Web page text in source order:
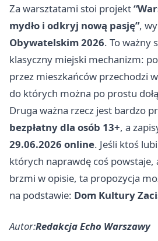
Za warsztatami stoi projekt
mydło i odkryj nową pasję”,
Obywatelskim 2026. To ważny
klasyczny miejski mechanizm:
przez mieszkańców przechodzi
do których można po prostu
Druga ważna rzecz jest bardzo
bezpłatny dla osób 13+, a
29.06.2026 online. Jeśli ktoś
których naprawdę coś powstaje,
brzmi w opisie, ta propozycja
na podstawie: Dom Kultury
Autor:Redakcja Echo Warszawy